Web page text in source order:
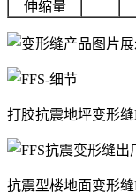
伸缩量
打胶抗震地坪变形缝
抗震型楼地面变形缝